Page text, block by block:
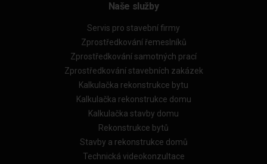
Naše služby
Servis pro stavební firmy
Zprostředkování řemeslníků
Zprostředkování samotných prací
Zprostředkování stavebních zakázek
Kalkulačka rekonstrukce bytu
Kalkulačka rekonstrukce domu
Kalkulačka stavby domu
Rekonstrukce bytů
Stavby a rekonstrukce domů
Technická videokonzultace